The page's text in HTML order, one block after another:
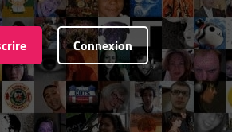
Connexion